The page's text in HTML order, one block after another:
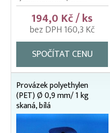
194,0 Kč / ks
bez DPH 160,3 Kč
SPOČÍTAT CENU
Provázek polyethylen
(PET) Ø 0,9 mm/ 1 kg
skaná, bílá